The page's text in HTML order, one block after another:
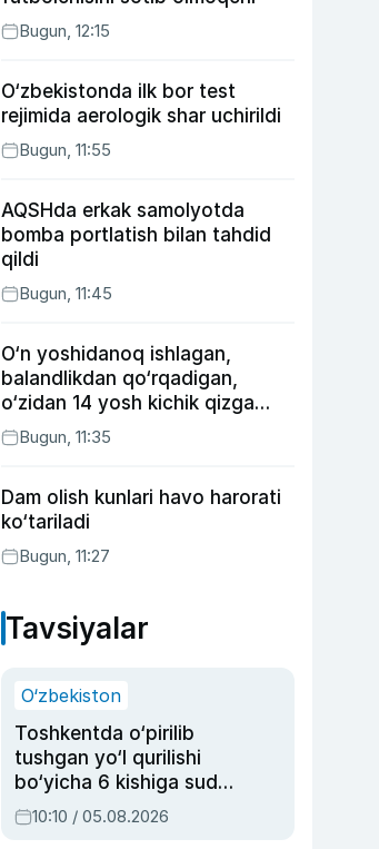
Bugun, 12:15
O‘zbekistonda ilk bor test
rejimida aerologik shar uchirildi
Bugun, 11:55
AQSHda erkak samolyotda
bomba portlatish bilan tahdid
qildi
Bugun, 11:45
O‘n yoshidanoq ishlagan,
balandlikdan qo‘rqadigan,
o‘zidan 14 yosh kichik qizga
uylangan Yorqinxo‘ja Umarov
34 yoshda
Bugun, 11:35
Dam olish kunlari havo harorati
ko‘tariladi
Bugun, 11:27
Tavsiyalar
O‘zbekiston
Toshkentda o‘pirilib
tushgan yo‘l qurilishi
bo‘yicha 6 kishiga sud
hukmi o‘qildi
10:10 / 05.08.2026